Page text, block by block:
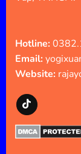
Hotline:
Email:
Website: